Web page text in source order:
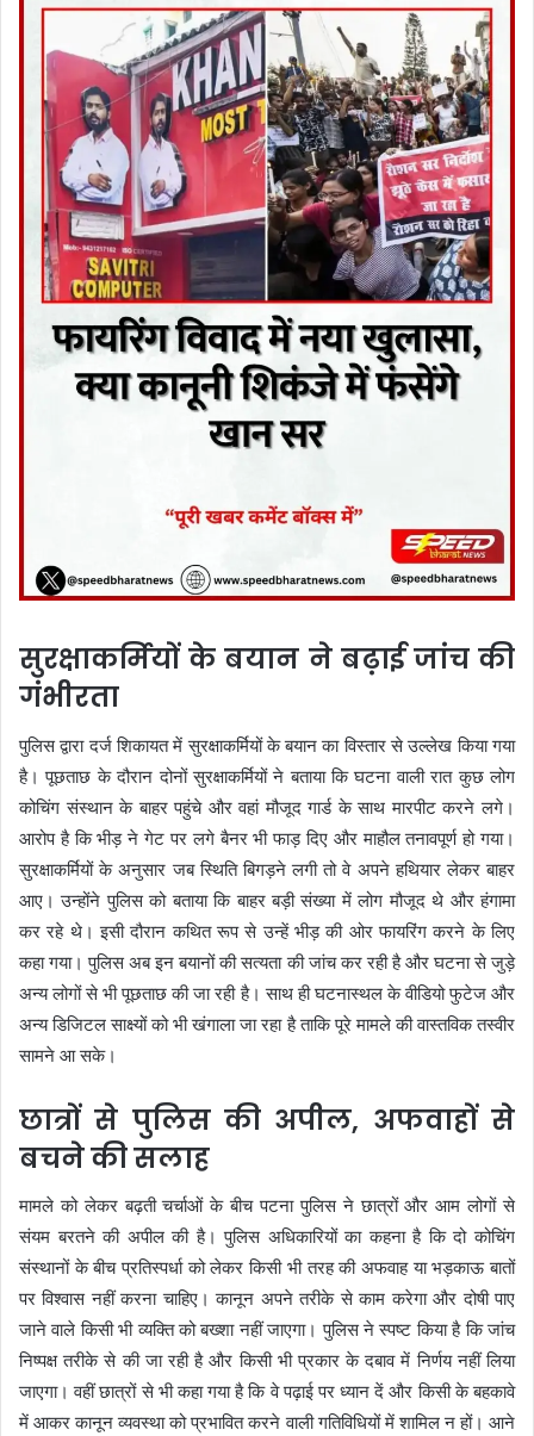
सुरक्षाकर्मियों के बयान ने बढ़ाई जांच की
गंभीरता
पुलिस द्वारा दर्ज शिकायत में सुरक्षाकर्मियों के बयान का विस्तार से उल्लेख किया गया
है। पूछताछ के दौरान दोनों सुरक्षाकर्मियों ने बताया कि घटना वाली रात कुछ लोग
कोचिंग संस्थान के बाहर पहुंचे और वहां मौजूद गार्ड के साथ मारपीट करने लगे।
आरोप है कि भीड़ ने गेट पर लगे बैनर भी फाड़ दिए और माहौल तनावपूर्ण हो गया।
सुरक्षाकर्मियों के अनुसार जब स्थिति बिगड़ने लगी तो वे अपने हथियार लेकर बाहर
आए। उन्होंने पुलिस को बताया कि बाहर बड़ी संख्या में लोग मौजूद थे और हंगामा
कर रहे थे। इसी दौरान कथित रूप से उन्हें भीड़ की ओर फायरिंग करने के लिए
कहा गया। पुलिस अब इन बयानों की सत्यता की जांच कर रही है और घटना से जुड़े
अन्य लोगों से भी पूछताछ की जा रही है। साथ ही घटनास्थल के वीडियो फुटेज और
अन्य डिजिटल साक्ष्यों को भी खंगाला जा रहा है ताकि पूरे मामले की वास्तविक तस्वीर
सामने आ सके।
छात्रों से पुलिस की अपील, अफवाहों से
बचने की सलाह
मामले को लेकर बढ़ती चर्चाओं के बीच पटना पुलिस ने छात्रों और आम लोगों से
संयम बरतने की अपील की है। पुलिस अधिकारियों का कहना है कि दो कोचिंग
संस्थानों के बीच प्रतिस्पर्धा को लेकर किसी भी तरह की अफवाह या भड़काऊ बातों
पर विश्वास नहीं करना चाहिए। कानून अपने तरीके से काम करेगा और दोषी पाए
जाने वाले किसी भी व्यक्ति को बख्शा नहीं जाएगा। पुलिस ने स्पष्ट किया है कि जांच
निष्पक्ष तरीके से की जा रही है और किसी भी प्रकार के दबाव में निर्णय नहीं लिया
जाएगा। वहीं छात्रों से भी कहा गया है कि वे पढ़ाई पर ध्यान दें और किसी के बहकावे
में आकर कानून व्यवस्था को प्रभावित करने वाली गतिविधियों में शामिल न हों। आने